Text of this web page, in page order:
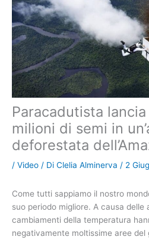
Paracadutista
milioni di semi in
deforestata
/ Video / Di Clelia Alminerva / 2
Come tutti sappiamo il nostro
suo periodo migliore. A causa delle
cambiamenti della temperatura
negativamente moltissime aree del